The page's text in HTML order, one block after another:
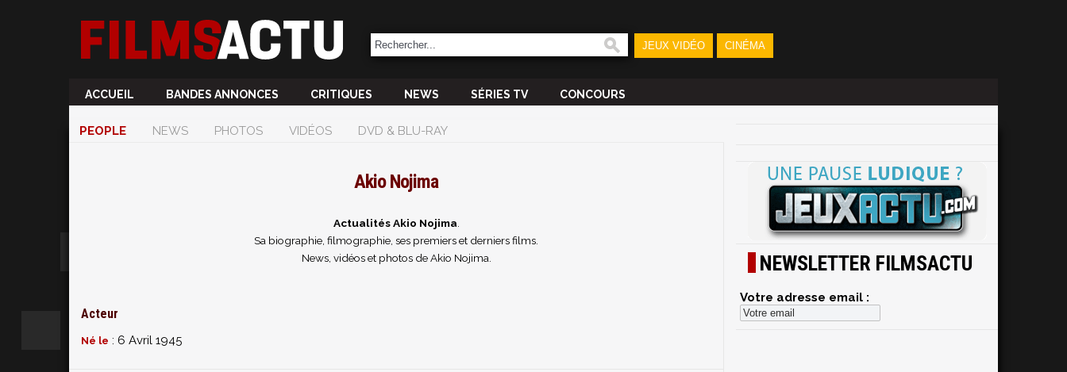
JEUX VIDÉO CINÉMA
ACCUEIL BANDES ANNONCES CRITIQUES NEWS SÉRIES TV CONCOURS
PEOPLE NEWS PHOTOS VIDÉOS DVD & BLU-RAY
Akio Nojima
Actualités Akio Nojima
Sa biographie, filmographie, ses premiers et derniers films.
News, vidéos et photos de Akio Nojima.
Acteur
Né le : 6 Avril 1945
NEWSLETTER FILMSACTU
Votre adresse email :